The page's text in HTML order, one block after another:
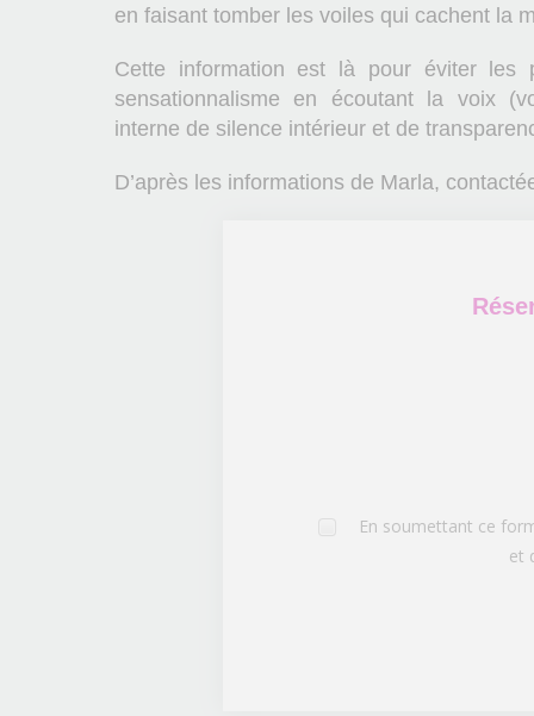
en faisant tomber les voiles qui cachent la
Cette information est là pour éviter les
sensationnalisme en écoutant la voix
interne de silence intérieur et de
D’après les informations de Marla,
En soumettant ce
et